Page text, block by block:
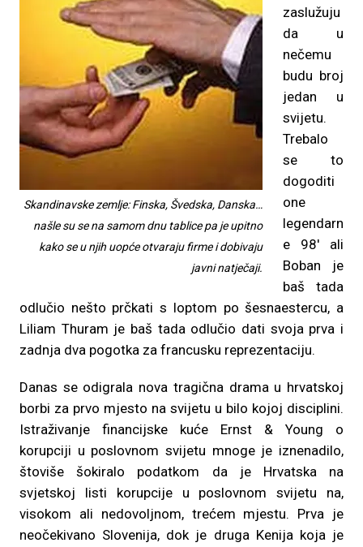
Skandinavske zemlje: Finska, Švedska, Danska…
našle su se na samom dnu tablice pa je upitno
kako se u njih uopće otvaraju firme i dobivaju
javni natječaji.
zaslužuju
da u
nečemu
budu broj
jedan u
svijetu.
Trebalo
se to
dogoditi
one
legendarn
e 98′ ali
Boban je
baš tada
odlučio nešto prčkati s loptom po šesnaestercu, a
Liliam Thuram je baš tada odlučio dati svoja prva i
zadnja dva pogotka za francusku reprezentaciju.
Danas se odigrala nova tragična drama u hrvatskoj
borbi za prvo mjesto na svijetu u bilo kojoj disciplini.
Istraživanje financijske kuće Ernst & Young o
korupciji u poslovnom svijetu mnoge je iznenadilo,
štoviše šokiralo podatkom da je Hrvatska na
svjetskoj listi korupcije u poslovnom svijetu na,
visokom ali nedovoljnom, trećem mjestu. Prva je
neočekivano Slovenija, dok je druga Kenija koja je